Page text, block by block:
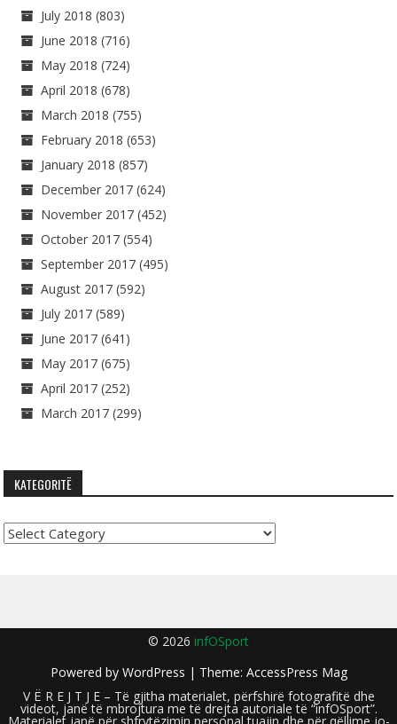
July 2018 (803)
June 2018 (716)
May 2018 (724)
April 2018 (678)
March 2018 (755)
February 2018 (653)
January 2018 (857)
December 2017 (624)
November 2017 (452)
October 2017 (554)
September 2017 (495)
August 2017 (592)
July 2017 (589)
June 2017 (641)
May 2017 (675)
April 2017 (252)
March 2017 (299)
KATEGORITË
Kategoritë
© 2026 infOSport
Powered by WordPress | Theme: AccessPress Mag
V Ë R E J T J E – Të gjitha materialet, përfshirë fotografitë dhe
videot, janë të mbrojtura me të drejta autoriale të “infOSport”.